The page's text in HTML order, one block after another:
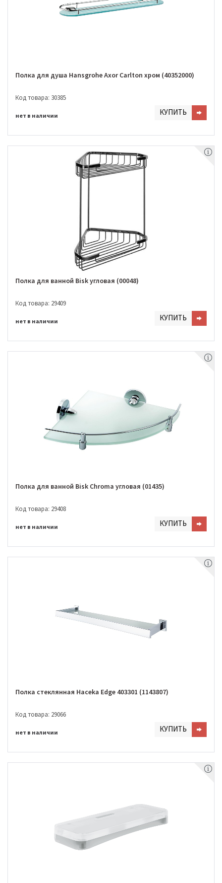
Полка для душа Hansgrohe Axor Carlton хром (40352000)
Код товара: 30385
нет в наличии КУПИТЬ
Полка для ванной Bisk угловая (00048)
Код товара: 29409
нет в наличии КУПИТЬ
Полка для ванной Bisk Chroma угловая (01435)
Код товара: 29408
нет в наличии КУПИТЬ
Полка стеклянная Haceka Edge 403301 (1143807)
Код товара: 29066
нет в наличии КУПИТЬ